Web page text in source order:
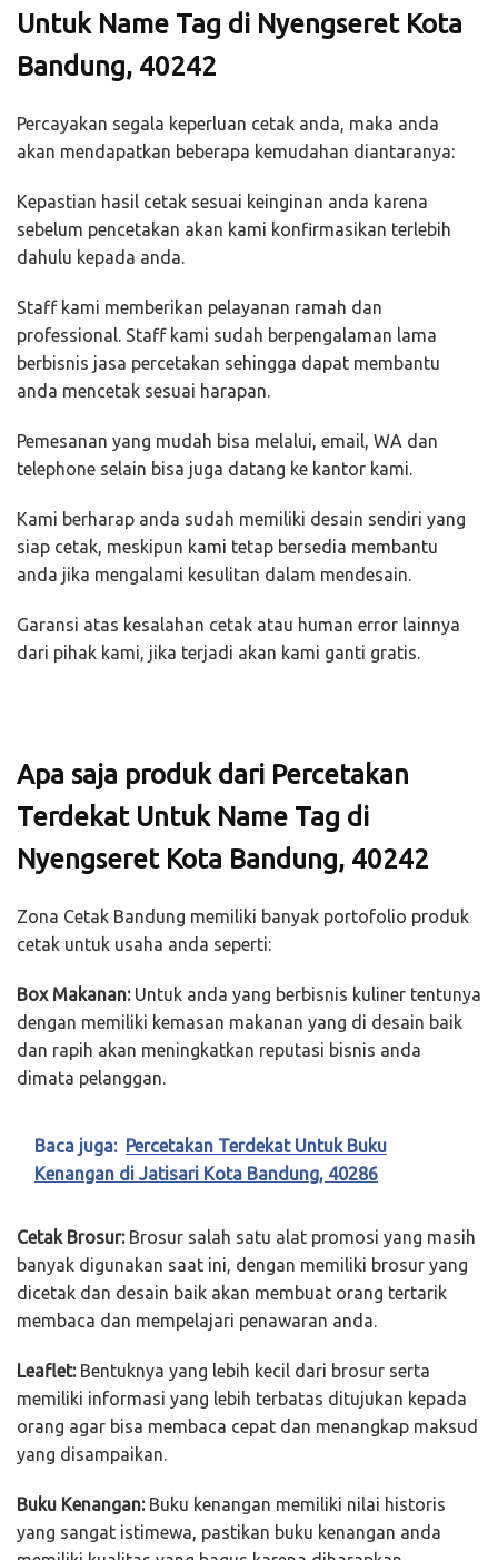
Untuk Name Tag di Nyengseret Kota
Bandung, 40242
Percayakan segala keperluan cetak anda, maka anda
akan mendapatkan beberapa kemudahan diantaranya:
Kepastian hasil cetak sesuai keinginan anda karena
sebelum pencetakan akan kami konfirmasikan terlebih
dahulu kepada anda.
Staff kami memberikan pelayanan ramah dan
professional. Staff kami sudah berpengalaman lama
berbisnis jasa percetakan sehingga dapat membantu
anda mencetak sesuai harapan.
Pemesanan yang mudah bisa melalui, email, WA dan
telephone selain bisa juga datang ke kantor kami.
Kami berharap anda sudah memiliki desain sendiri yang
siap cetak, meskipun kami tetap bersedia membantu
anda jika mengalami kesulitan dalam mendesain.
Garansi atas kesalahan cetak atau human error lainnya
dari pihak kami, jika terjadi akan kami ganti gratis.
Apa saja produk dari Percetakan
Terdekat Untuk Name Tag di
Nyengseret Kota Bandung, 40242
Zona Cetak Bandung memiliki banyak portofolio produk
cetak untuk usaha anda seperti:
Box Makanan:Untuk anda yang berbisnis kuliner tentunya
dengan memiliki kemasan makanan yang di desain baik
dan rapih akan meningkatkan reputasi bisnis anda
dimata pelanggan.
Baca juga: Percetakan Terdekat Untuk Buku
Kenangan di Jatisari Kota Bandung, 40286
Cetak Brosur:Brosur salah satu alat promosi yang masih
banyak digunakan saat ini, dengan memiliki brosur yang
dicetak dan desain baik akan membuat orang tertarik
membaca dan mempelajari penawaran anda.
Leaflet:Bentuknya yang lebih kecil dari brosur serta
memiliki informasi yang lebih terbatas ditujukan kepada
orang agar bisa membaca cepat dan menangkap maksud
yang disampaikan.
Buku Kenangan:Buku kenangan memiliki nilai historis
yang sangat istimewa, pastikan buku kenangan anda